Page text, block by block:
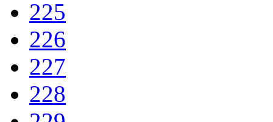
225
226
227
228